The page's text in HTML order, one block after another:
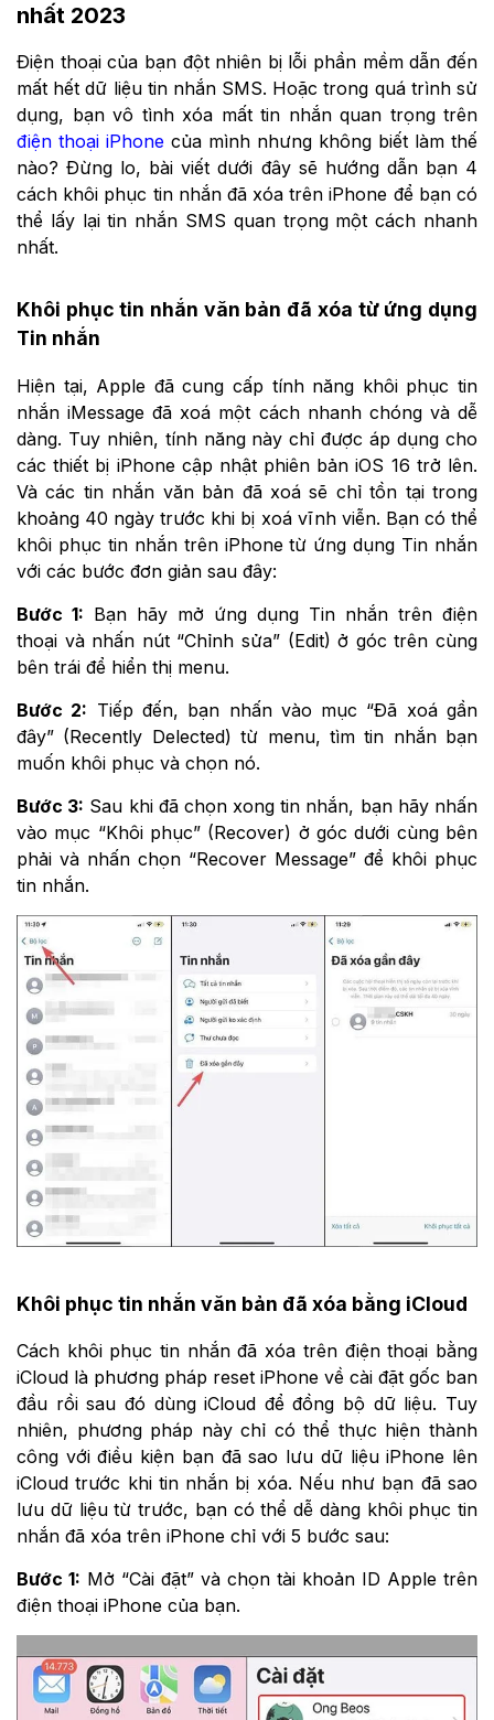
nhất 2023
Điện thoại của bạn đột nhiên bị lỗi phần mềm dẫn đến
mất hết dữ liệu tin nhắn SMS. Hoặc trong quá trình sử
dụng, bạn vô tình xóa mất tin nhắn quan trọng trên
điện thoại iPhone của mình nhưng không biết làm thế
nào? Đừng lo, bài viết dưới đây sẽ hướng dẫn bạn 4
cách khôi phục tin nhắn đã xóa trên iPhone để bạn có
thể lấy lại tin nhắn SMS quan trọng một cách nhanh
nhất.
Khôi phục tin nhắn văn bản đã xóa từ ứng dụng
Tin nhắn
Hiện tại, Apple đã cung cấp tính năng khôi phục tin
nhắn iMessage đã xoá một cách nhanh chóng và dễ
dàng. Tuy nhiên, tính năng này chỉ được áp dụng cho
các thiết bị iPhone cập nhật phiên bản iOS 16 trở lên.
Và các tin nhắn văn bản đã xoá sẽ chỉ tồn tại trong
khoảng 40 ngày trước khi bị xoá vĩnh viễn. Bạn có thể
khôi phục tin nhắn trên iPhone từ ứng dụng Tin nhắn
với các bước đơn giản sau đây:
Bước 1: Bạn hãy mở ứng dụng Tin nhắn trên điện
thoại và nhấn nút “Chỉnh sửa” (Edit) ở góc trên cùng
bên trái để hiển thị menu.
Bước 2: Tiếp đến, bạn nhấn vào mục “Đã xoá gần
đây” (Recently Delected) từ menu, tìm tin nhắn bạn
muốn khôi phục và chọn nó.
Bước 3: Sau khi đã chọn xong tin nhắn, bạn hãy nhấn
vào mục “Khôi phục” (Recover) ở góc dưới cùng bên
phải và nhấn chọn “Recover Message” để khôi phục
tin nhắn.
Khôi phục tin nhắn văn bản đã xóa bằng iCloud
Cách khôi phục tin nhắn đã xóa trên điện thoại bằng
iCloud là phương pháp reset iPhone về cài đặt gốc ban
đầu rồi sau đó dùng iCloud để đồng bộ dữ liệu. Tuy
nhiên, phương pháp này chỉ có thể thực hiện thành
công với điều kiện bạn đã sao lưu dữ liệu iPhone lên
iCloud trước khi tin nhắn bị xóa. Nếu như bạn đã sao
lưu dữ liệu từ trước, bạn có thể dễ dàng khôi phục tin
nhắn đã xóa trên iPhone chỉ với 5 bước sau:
Bước 1: Mở “Cài đặt” và chọn tài khoản ID Apple trên
điện thoại iPhone của bạn.